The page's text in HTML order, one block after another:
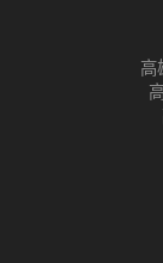
高